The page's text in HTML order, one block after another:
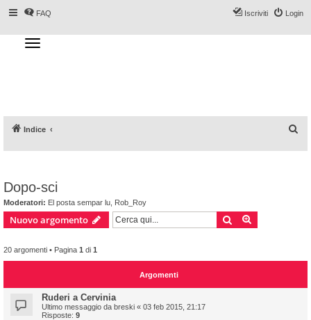
FAQ Login
Iscriviti
T
o
g
a
t
Indice
Dopo-sci
Moderatori: El posta sempar lu Rob_Roy
Nuovo argomento Cerca
20 argomenti • Pagina 1 di 1
Argomenti
Ruderi a Cervinia
Ultimo messaggio da breski « 03 feb 2015, 21:17
Risposte: 9